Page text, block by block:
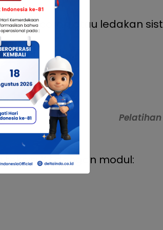
kebocoran atau ledakan
K3 dengan modul: